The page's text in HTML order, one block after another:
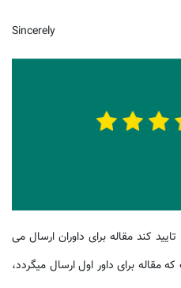
Sincerely
کند مقاله برای داوران ارسال می
برای داور اول ارسال میگردد،